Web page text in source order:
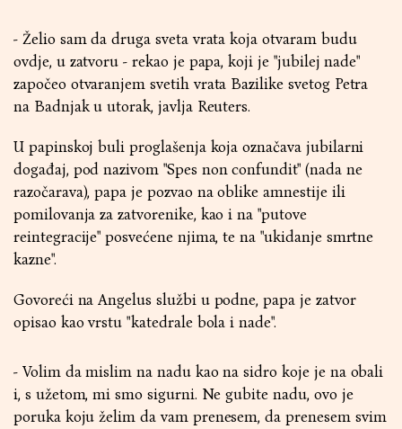
- Želio sam da druga sveta vrata koja otvaram budu
ovdje, u zatvoru - rekao je papa, koji je "jubilej nade"
započeo otvaranjem svetih vrata Bazilike svetog Petra
na Badnjak u utorak, javlja Reuters.
U papinskoj buli proglašenja koja označava jubilarni
događaj, pod nazivom "Spes non confundit" (nada ne
razočarava), papa je pozvao na oblike amnestije ili
pomilovanja za zatvorenike, kao i na "putove
reintegracije" posvećene njima, te na "ukidanje smrtne
kazne".
Govoreći na Angelus službi u podne, papa je zatvor
opisao kao vrstu "katedrale bola i nade".
- Volim da mislim na nadu kao na sidro koje je na obali
i, s užetom, mi smo sigurni. Ne gubite nadu, ovo je
poruka koju želim da vam prenesem, da prenesem svim